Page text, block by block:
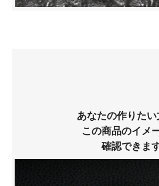
あなたの作りたい
この商品のイメ
確認できま